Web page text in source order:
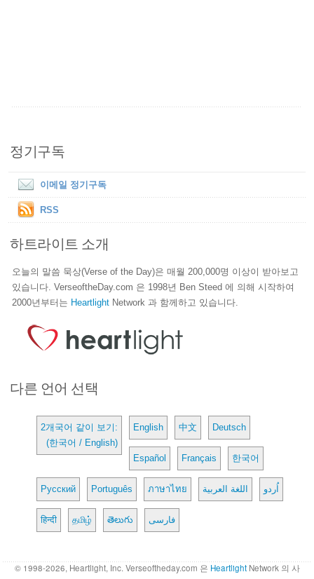
정기구독
이메일 정기구독
RSS
하트라이트 소개
오늘의 말씀 묵상(Verse of the Day)은 매월 200,000명 이상이 받아보고
있습니다. VerseoftheDay.com 은 1998년 Ben Steed 에 의해 시작하여
2000년부터는 Heartlight Network 과 함께하고 있습니다.
다른 언어 선택
2개국어 같이 보기:
(한국어 / English)
English 中文 Deutsch
Español Français 한국어
Русский Português ภาษาไทย اللغة العربية اُردو
हिन्दी தமிழ் తెలుగు فارسی
© 1998-2026, Heartlight, Inc. Verseoftheday.com 은 Heartlight Network 의 사